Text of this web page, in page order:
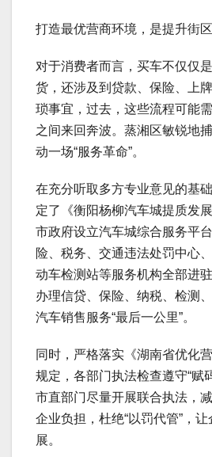
打造最优营商环境，是提升街
对于消费者而言，买车不仅仅
货，还涉及到贷款、保险、上
琐事宜，过去，这些流程可能
之间来回奔波。蒸湘区敏锐地
动一场“服务革命”。
在充分听取多方专业意见的基
定了《衡阳杨柳汽车城提质发
市政府设立汽车城综合服务平
险、税务、交通违法处罚中心
动车检测站等服务机构全部进
办理信贷、保险、纳税、检测
汽车销售服务“最后一公里”。
同时，严格落实《湖南省优化
规定，各部门执法检查遵守“赋
市直部门尽量开展联合执法，
企业负担，杜绝“以罚代管”，
展。